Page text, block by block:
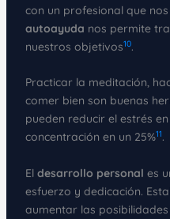
con un profesional que
autoayuda nos permite
nuestros objetivos10.
Practicar la meditación,
comer bien son buenas
pueden reducir el estrés
concentración en un 25%11.
El desarrollo personal es
esfuerzo y dedicación.
aumentar las posibilidades